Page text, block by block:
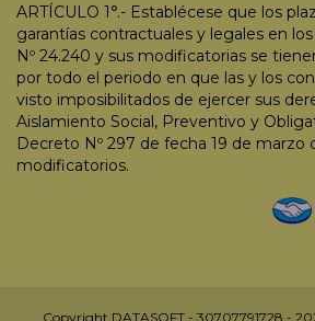
ARTÍCULO 1°.- Establécese que los
garantías contractuales y legales en
Nº 24.240 y sus modificatorias se
por todo el periodo en que las y los
visto imposibilitados de ejercer sus
Aislamiento Social, Preventivo y
Decreto Nº 297 de fecha 19 de marzo
modificatorios.
Copyright DATASOFT - 30707791728 -